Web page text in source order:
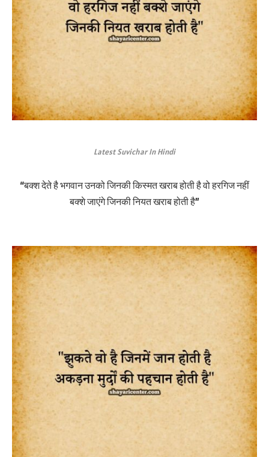
Latest Suvichar In Hindi
“बक्श देते है भगवान उनको जिनकी किस्मत खराब होती है वो हरगिज नहीं
बक्शे जाएंगे जिनकी नियत खराब होती है”